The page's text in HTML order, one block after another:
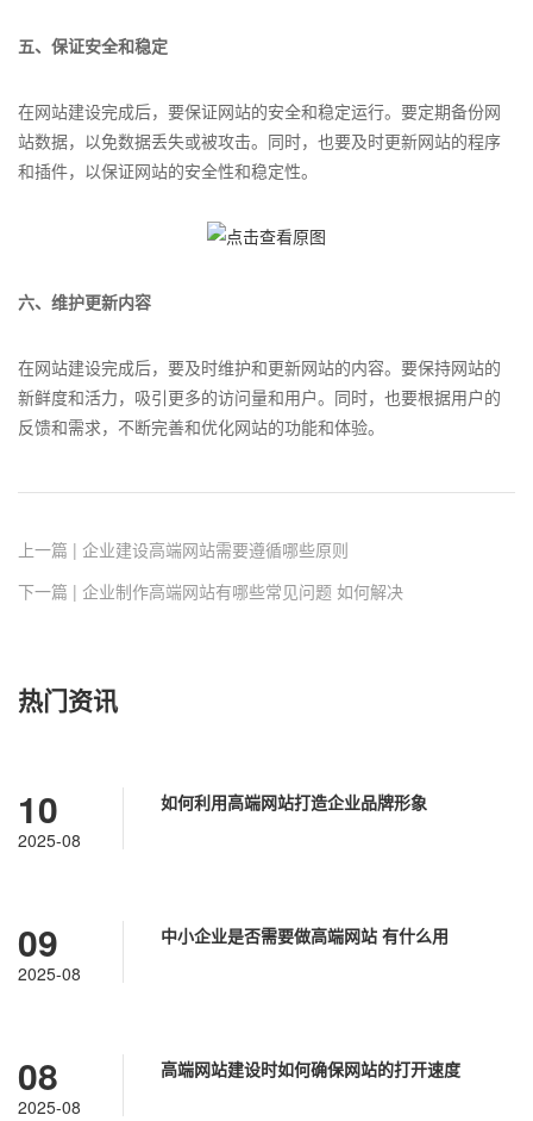
五、保证安全和稳定
在网站建设完成后，要保证网站的安全和稳定运行。要定期备份网
站数据，以免数据丢失或被攻击。同时，也要及时更新网站的程序
和插件，以保证网站的安全性和稳定性。
六、维护更新内容
在网站建设完成后，要及时维护和更新网站的内容。要保持网站的
新鲜度和活力，吸引更多的访问量和用户。同时，也要根据用户的
反馈和需求，不断完善和优化网站的功能和体验。
上一篇 | 企业建设高端网站需要遵循哪些原则
下一篇 | 企业制作高端网站有哪些常见问题 如何解决
热门资讯
10
2025-08
如何利用高端网站打造企业品牌形象
09
2025-08
中小企业是否需要做高端网站 有什么用
08
2025-08
高端网站建设时如何确保网站的打开速度